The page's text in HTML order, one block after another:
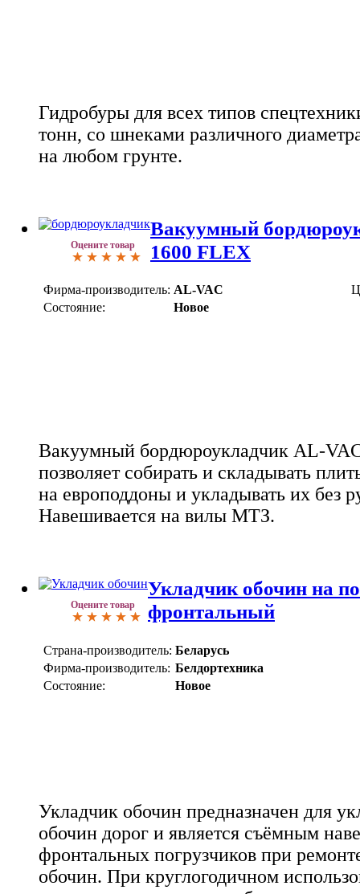
Гидробуры для всех типов
тонн, со шнеками различного
на любом грунте.
Оцените товар
Вакуумный
1600 FLEX
Фирма-производитель: AL-VAC
Состояние:
Новое
Вакуумный бордюроукладчик AL-
позволяет собирать и складывать
на европоддоны и укладывать их без
Навешивается на вилы МТЗ.
Оцените товар
Укладчик обочин на
фронтальный
Страна-производитель: Беларусь
Фирма-производитель: Белдортехника
Состояние:
Новое
Укладчик обочин предназначен для
обочин дорог и является съёмным
фронтальных погрузчиков при
обочин. При круглогодичном